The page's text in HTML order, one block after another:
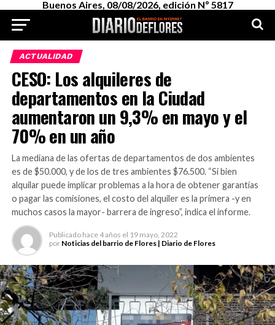
Buenos Aires, 08/08/2026, edición Nº 5817
ACTUALIDAD
CESO: Los alquileres de
departamentos en la Ciudad
aumentaron un 9,3% en mayo y el
70% en un año
La mediana de las ofertas de departamentos de dos ambientes
es de $50.000, y de los de tres ambientes $76.500. “Si bien
alquilar puede implicar problemas a la hora de obtener garantías
o pagar las comisiones, el costo del alquiler es la primera -y en
muchos casos la mayor- barrera de ingreso”, indica el informe.
Publicado hace 4 años el 19 mayo, 2022
por Noticias del barrio de Flores | Diario de Flores